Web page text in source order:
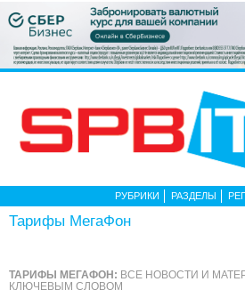
РУБРИКИ РАЗДЕЛЫ
Тарифы МегаФон
ТАРИФЫ МЕГАФОН: ВСЕ НОВОСТИ И
КЛЮЧЕВЫМ СЛОВОМ